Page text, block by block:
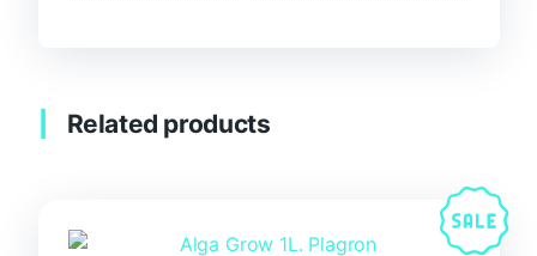
Related products